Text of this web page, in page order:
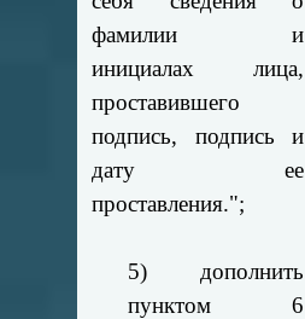
фамилии и
инициалах лица,
проставившего
подпись, подпись и
дату ее
проставления.";
5) дополнить
пунктом 6